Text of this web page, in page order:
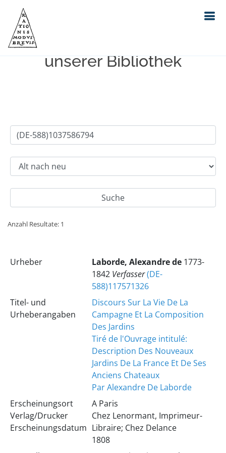
Einfache Suche im Bestand
unserer Bibliothek
Anzahl Resultate: 1
Urheber Laborde, Alexandre de 1773-
1842 Verfasser(DE-
588)117571326
Titel- und
Urheberangaben
Discours Sur La Vie De La
Campagne Et La Composition
Des Jardins
Tiré de l'Ouvrage intitulé:
Description Des Nouveaux
Jardins De La France Et De Ses
Anciens Chateaux
Par Alexandre De Laborde
Erscheinungsort
Verlag/Drucker
Erscheinungsdatum
A Paris
Chez Lenormant, Imprimeur-
Libraire; Chez Delance
1808